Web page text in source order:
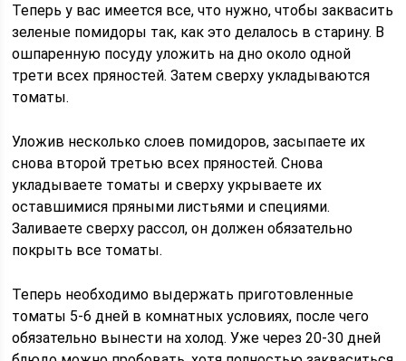
Теперь у вас имеется все, что нужно, чтобы заквасить
зеленые помидоры так, как это делалось в старину. В
ошпаренную посуду уложить на дно около одной
трети всех пряностей. Затем сверху укладываются
томаты.
Уложив несколько слоев помидоров, засыпаете их
снова второй третью всех пряностей. Снова
укладываете томаты и сверху укрываете их
оставшимися пряными листьями и специями.
Заливаете сверху рассол, он должен обязательно
покрыть все томаты.
Теперь необходимо выдержать приготовленные
томаты 5-6 дней в комнатных условиях, после чего
обязательно вынести на холод. Уже через 20-30 дней